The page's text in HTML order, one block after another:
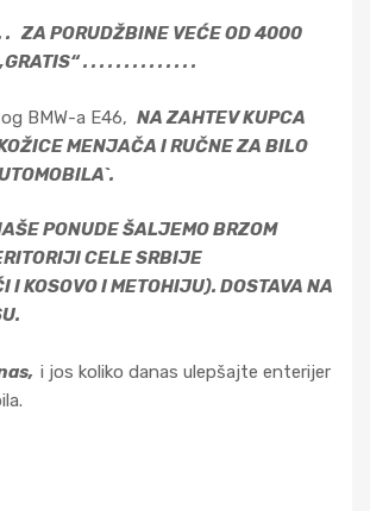
. . . ZA PORUDŽBINE VEĆE OD 4000
. . . . . . . . . . . . . .
BMW-a E46, NA ZAHTEV KUPCA
MENJAČA I RUČNE ZA BILO
PONUDE ŠALJEMO BRZOM
CELE SRBIJE
KOSOVO I METOHIJU). DOSTAVA NA
i jos koliko danas ulepšajte enterijer